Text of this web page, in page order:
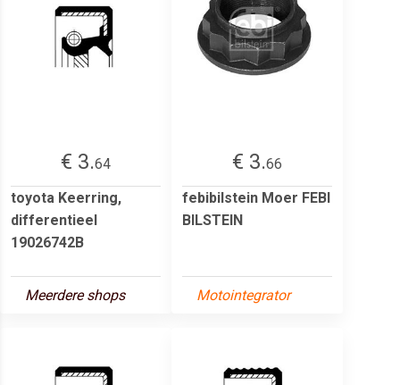
€ 3.64
toyota Keerring,
differentieel
19026742B
Meerdere shops
€ 3.66
febibilstein Moer FEBI
BILSTEIN
Motointegrator